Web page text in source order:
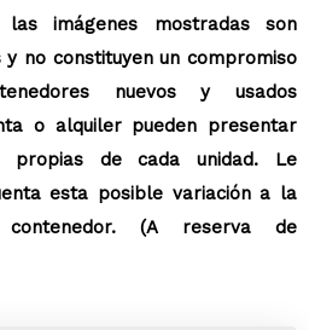
imágenes mostradas son
no constituyen un compromiso
nuevos y usados
o alquiler pueden presentar
propias de cada unidad. Le
esta posible variación a la
(A reserva de